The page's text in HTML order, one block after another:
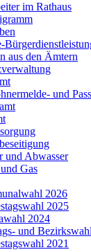
im Rathaus
aus den Ämtern
und
und Abwasser
Gas
2026
2025
2024
und
2021